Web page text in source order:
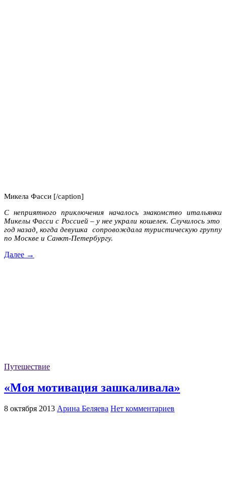
Микела Фасси [/caption]
С неприятного приключения началось знакомство итальянки
Микелы Фасси с Россией – у нее украли кошелек. Случилось это
год назад, когда девушка сопровождала туристическую группу
по Москве и Санкт-Петербургу.
Далее →
Путешествие
«Моя мотивация зашкаливала»
8 октября 2013 Арина Беляева Нет комментариев